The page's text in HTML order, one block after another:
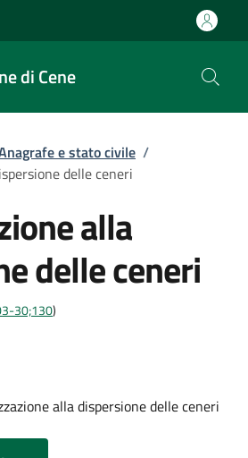
di Cene
e stato civile /
delle ceneri
alla
delle ceneri
30;130)
alla dispersione delle ceneri